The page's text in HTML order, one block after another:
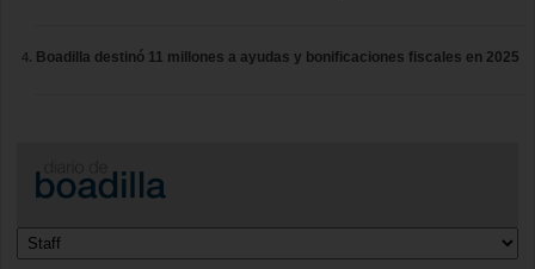
Boadilla destinó 11 millones a ayudas y bonificaciones fiscales en 2025